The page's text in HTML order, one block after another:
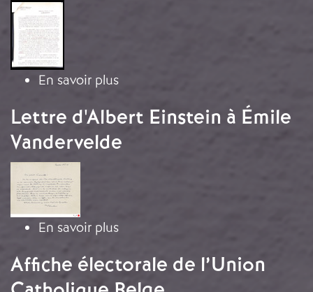
Image
En savoir plussur Circulaire du Comité de
Lettre d'Albert Einstein à Émile
Vandervelde
Image
En savoir plussur Lettre d'Albert Einstein à
Affiche électorale de l’Union